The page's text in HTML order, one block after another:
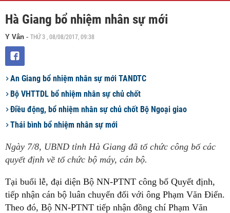
Hà Giang bổ nhiệm nhân sự mới
Y Vân - THỨ 3 , 08/08/2017, 09:38
An Giang bổ nhiệm nhân sự mới TANDTC
Bộ VHTTDL bổ nhiệm nhân sự chủ chốt
Điều động, bổ nhiệm nhân sự chủ chốt Bộ Ngoại giao
Thái bình bổ nhiệm nhân sự mới
Ngày 7/8, UBND tỉnh Hà Giang đã tổ chức công bố các
quyết định về tổ chức bộ máy, cán bộ.
Tại buổi lễ, đại diện Bộ NN-PTNT công bố Quyết định,
tiếp nhận cán bộ luân chuyển đối với ông Phạm Văn Điển.
Theo đó, Bộ NN-PTNT tiếp nhận đồng chí Phạm Văn